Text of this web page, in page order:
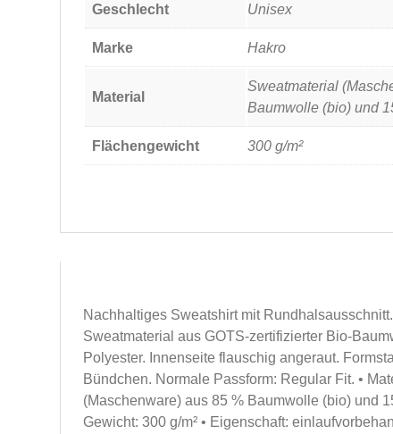
Geschlecht Unisex
Marke Hakro
Material
Sweatmaterial
Baumwolle (bio) und
Flächengewicht 300 g/m²
Nachhaltiges Sweatshirt mit
Sweatmaterial aus GOTS-zertifizierter Bio-
Polyester. Innenseite flauschig angeraut.
Bündchen. Normale Passform: Regular Fit. •
(Maschenware) aus 85 % Baumwolle (bio) und
Gewicht: 300 g/m² • Eigenschaft: